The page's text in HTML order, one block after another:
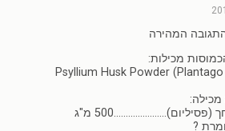
המהירה
מכילות:
Psyllium Husk Powder
(פסיליום)………………….500 מ"ג
?